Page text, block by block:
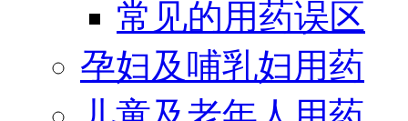
常见的用药误区
孕妇及哺乳妇用药